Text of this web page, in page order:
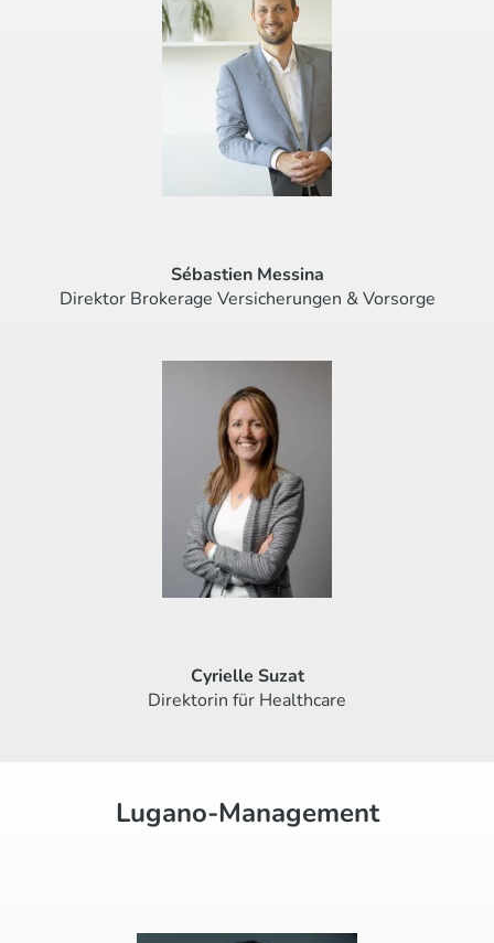
Sébastien Messina
Direktor Brokerage Versicherungen & Vorsorge
Cyrielle Suzat
Direktorin für Healthcare
Lugano-Management